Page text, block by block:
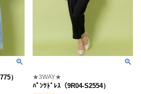
） ★3WAY★
ﾊﾟﾝﾂﾄﾞﾚｽ（9R04-S2554）